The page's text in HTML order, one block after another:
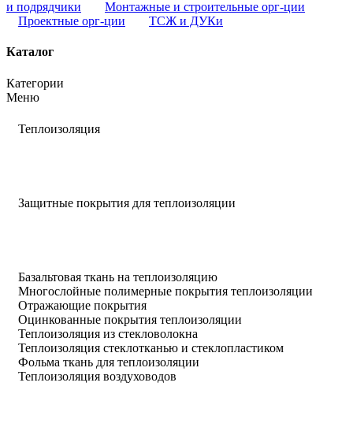
и подрядчики
Монтажные и строительные орг-ции
Проектные орг-ции
ТСЖ и ДУКи
Каталог
Категории
Меню
Теплоизоляция
Защитные покрытия для теплоизоляции
Базальтовая ткань на теплоизоляцию
Многослойные полимерные покрытия теплоизоляции
Отражающие покрытия
Оцинкованные покрытия теплоизоляции
Теплоизоляция из стекловолокна
Теплоизоляция стеклотканью и стеклопластиком
Фольма ткань для теплоизоляции
Теплоизоляция воздуховодов